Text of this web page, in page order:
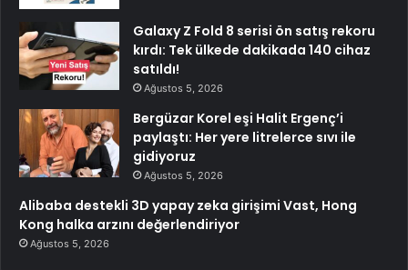
Galaxy Z Fold 8 serisi ön satış rekoru
kırdı: Tek ülkede dakikada 140 cihaz
satıldı!
Ağustos 5, 2026
Bergüzar Korel eşi Halit Ergenç’i
paylaştı: Her yere litrelerce sıvı ile
gidiyoruz
Ağustos 5, 2026
Alibaba destekli 3D yapay zeka girişimi Vast, Hong
Kong halka arzını değerlendiriyor
Ağustos 5, 2026